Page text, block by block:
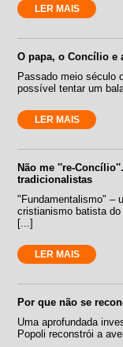
LER MAIS
O papa, o Concílio e
Passado meio século
possível tentar um
LER MAIS
Não me ''re-
tradicionalistas
"Fundamentalismo" –
cristianismo batista
[...]
LER MAIS
Por que não se
Uma aprofundada
Popoli reconstrói a